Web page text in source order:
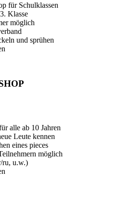
für Schulklassen
Klasse
möglich
und sprühen
alle ab 10 Jahren
Leute kennen
eines pieces
möglich
ru, u.w.)